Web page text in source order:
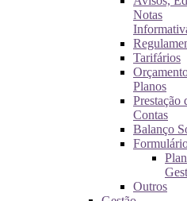
Notas
Tarifários
Planos
Prestação
Contas
Balanço
Outros